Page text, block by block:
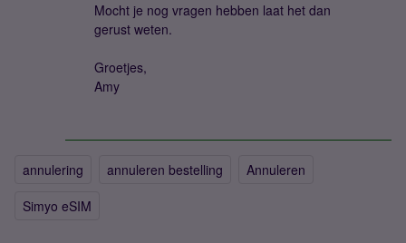
Mocht je nog vragen hebben laat het dan
gerust weten.
Groetjes,
Amy
annulering annuleren bestelling
Annuleren
Simyo eSIM